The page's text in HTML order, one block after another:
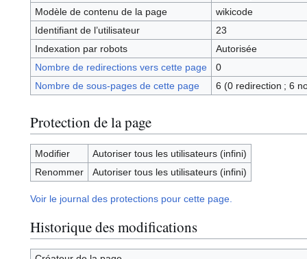
Modèle de contenu de la page
wikicode
Identifiant de l’utilisateur
23
Indexation par robots
Autorisée
Nombre de redirections vers cette page
0
Nombre de sous-pages de cette page
6 (0 redirection ; 6
Protection de la page
Modifier
Autoriser tous les utilisateurs (infini)
Renommer
Autoriser tous les utilisateurs (infini)
Voir le journal des protections pour cette page.
Historique des modifications